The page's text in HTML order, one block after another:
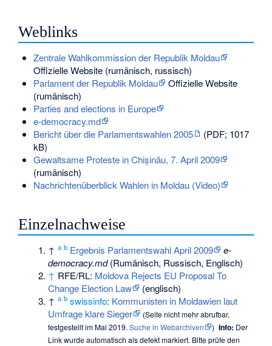
Weblinks
Zentrale Wahlkommission der Republik Moldau
Offizielle Website (rumänisch, russisch)
Parlament der Republik Moldau
Offizielle Website
(rumänisch)
Parties and elections in Europe
e-democracy.md
Bericht über die Parlamentswahlen 2005
(PDF; 1017
kB)
Gewaltsame Proteste in Chișinău, 7. April 2009
(rumänisch)
Nachrichtenüberblick Wahlen in Moldau (Video)
Einzelnachweise
↑a b Ergebnis Parlamentswahl April 2009
e-
democracy.md(Rumänisch, Russisch, Englisch)
↑ RFE/RL: Moldova Rejects EU Proposal To
Change Election Law
(englisch)
↑a b swissinfo: Kommunisten in Moldawien laut
Umfrage klare Sieger
(Seite nicht mehr abrufbar,
festgestellt im Mai 2019.Suche in Webarchiven ) Info: Der
Link wurde automatisch als defekt markiert. Bitte prüfe den